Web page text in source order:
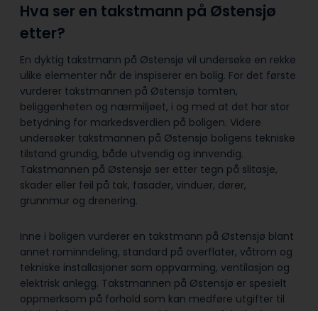
Hva ser en takstmann på Østensjø
etter?
En dyktig takstmann på Østensjø vil undersøke en rekke
ulike elementer når de inspiserer en bolig. For det første
vurderer takstmannen på Østensjø tomten,
beliggenheten og nærmiljøet, i og med at det har stor
betydning for markedsverdien på boligen. Videre
undersøker takstmannen på Østensjø boligens tekniske
tilstand grundig, både utvendig og innvendig.
Takstmannen på Østensjø ser etter tegn på slitasje,
skader eller feil på tak, fasader, vinduer, dører,
grunnmur og drenering.
Inne i boligen vurderer en takstmann på Østensjø blant
annet rominndeling, standard på overflater, våtrom og
tekniske installasjoner som oppvarming, ventilasjon og
elektrisk anlegg. Takstmannen på Østensjø er spesielt
oppmerksom på forhold som kan medføre utgifter til